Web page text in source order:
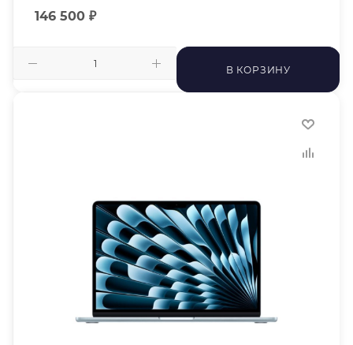
146 500 ₽
В КОРЗИНУ